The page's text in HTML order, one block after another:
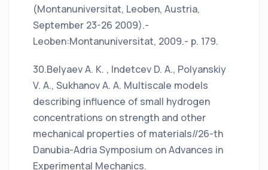
(Montanuniversitat, Leoben, Austria,
September 23-26 2009).-
Leoben:Montanuniversitat, 2009.- p. 179.
30.Belyaev A. K. , Indetcev D. A., Polyanskiy
V. A., Sukhanov A. A. Multiscale models
describing influence of small hydrogen
concentrations on strength and other
mechanical properties of materials//26-th
Danubia-Adria Symposium on Advances in
Experimental Mechanics.